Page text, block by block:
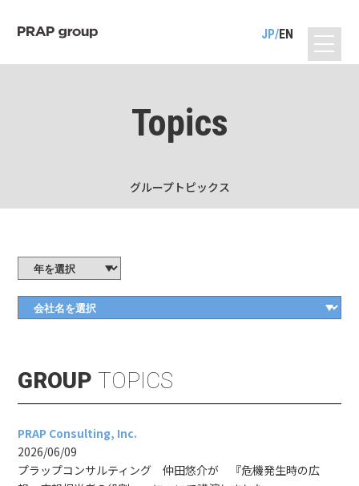
JP EN
Topics
グループトピックス
GROUP TOPICS
PRAP Consulting, Inc.
2026/06/09
プラップコンサルティング 仲田悠介が 『危機発生時の広